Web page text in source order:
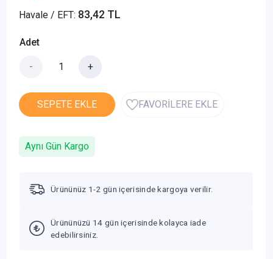
Havale / EFT: 83,42 TL
Adet
- +
SEPETE EKLE FAVORİLERE EKLE
Aynı Gün Kargo
Ürününüz 1-2 gün içerisinde kargoya verilir.
Ürününüzü 14 gün içerisinde kolayca iade
edebilirsiniz.